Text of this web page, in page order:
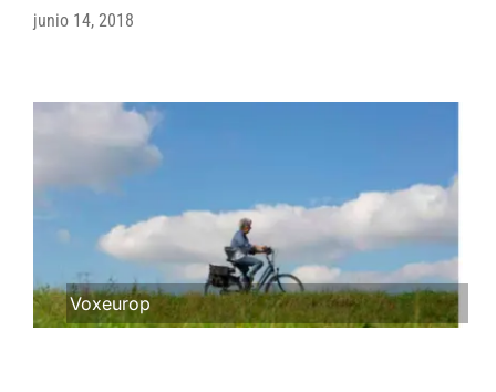
junio 14, 2018
Voxeurop